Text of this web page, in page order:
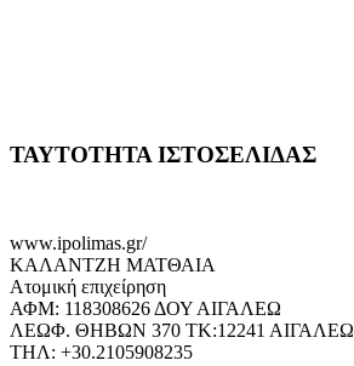
ΤΑΥΤΟΤΗΤΑ ΙΣΤΟΣΕΛΙΔΑΣ
www.ipolimas.gr/
ΚΑΛΑΝΤΖΗ ΜΑΤΘΑΙΑ
Ατομική επιχείρηση
ΑΦΜ: 118308626 ΔΟΥ ΑΙΓΑΛΕΩ
ΛΕΩΦ. ΘΗΒΩΝ 370 ΤΚ:12241 ΑΙΓΑΛΕΩ
ΤΗΛ: +30.2105908235